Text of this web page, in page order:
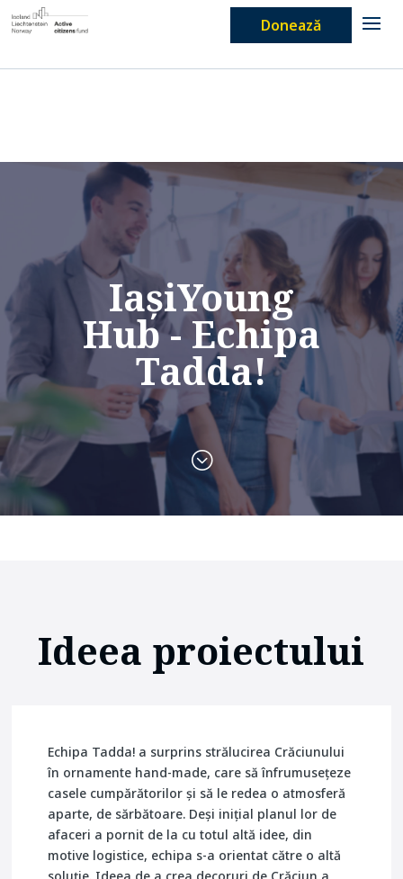
Donează
IașiYoung
Hub - Echipa
Tadda!
;
Ideea proiectului
Echipa Tadda! a surprins strălucirea Crăciunului
în ornamente hand-made, care să înfrumusețeze
casele cumpărătorilor și să le redea o atmosferă
aparte, de sărbătoare. Deși inițial planul lor de
afaceri a pornit de la cu totul altă idee, din
motive logistice, echipa s-a orientat către o altă